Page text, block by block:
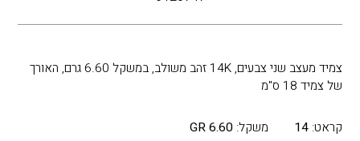
צמיד מעצב שני צבעים, 14K זהב משולב, במשקל 6.60 גרם, האורך
של צמיד 18 ס"מ
קראט: 14 משקל: 6.60 GR